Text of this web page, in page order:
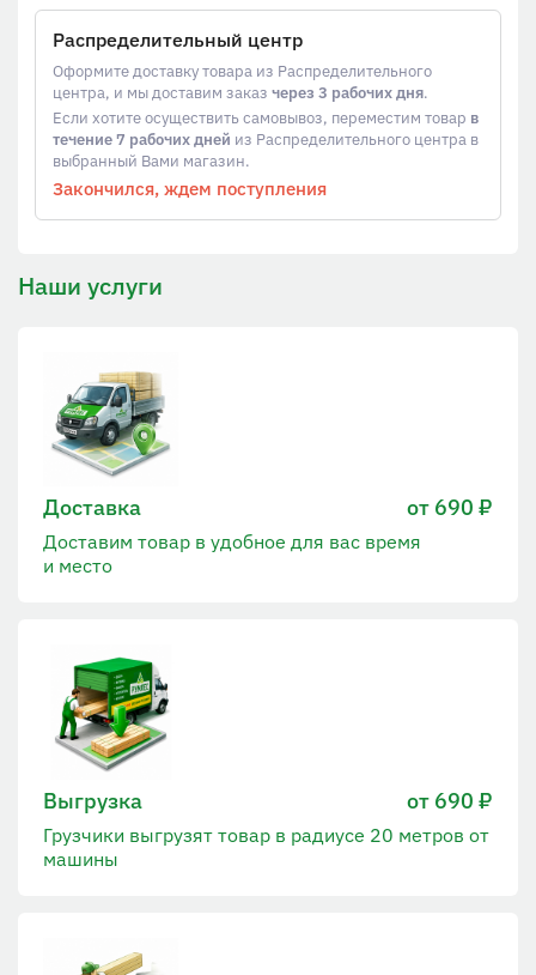
Распределительный центр
Оформите доставку товара из Распределительного
центра, и мы доставим заказ через 3 рабочих дня.
Если хотите осуществить самовывоз, переместим товар в
течение 7 рабочих дней из Распределительного центра в
выбранный Вами магазин.
Закончился, ждем поступления
Наши услуги
Доставка от 690 ₽
Доставим товар в удобное для вас время
и место
Выгрузка от 690 ₽
Грузчики выгрузят товар в радиусе 20 метров от
машины